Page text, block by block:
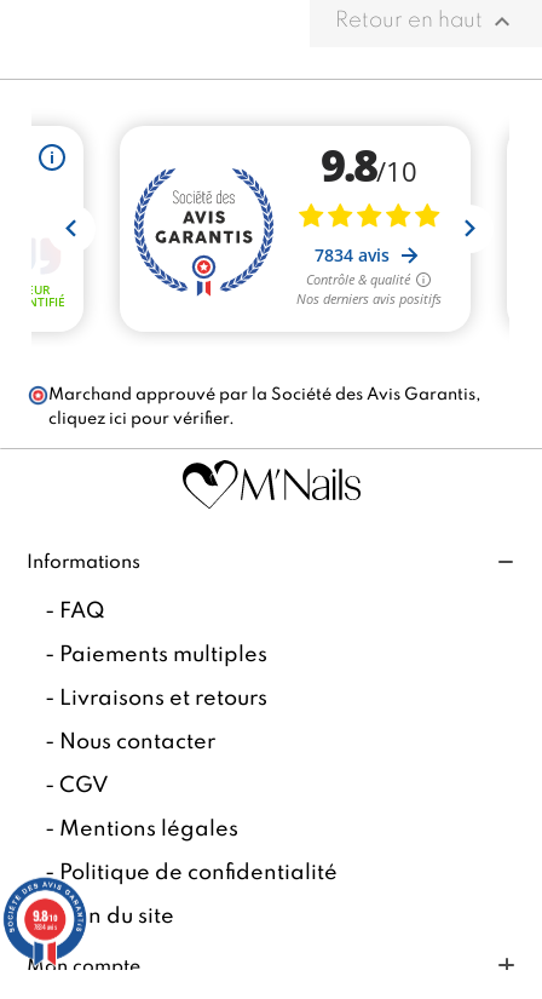
Retour en haut 
Marchand approuvé par la Société des Avis Garantis,
cliquez ici pour vérifier.
Informations
- FAQ
- Paiements multiples
- Livraisons et retours
- Nous contacter
-CGV
- Mentions légales
- Politique de confidentialité
-Plan du site
Mon compte
9.8/10
7834 avis